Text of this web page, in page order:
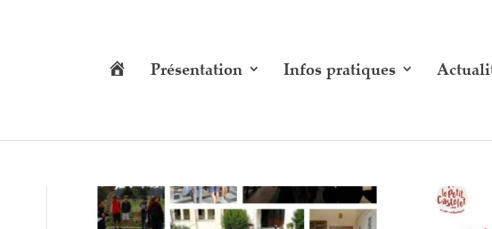
l
Présentation Infos pratiques